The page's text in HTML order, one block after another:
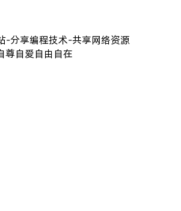
-分享编程技术-共享网络资源
尊自爱自由自在